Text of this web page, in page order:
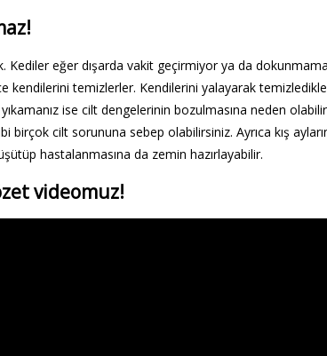
Kediler eğer dışarda vakit geçirmiyor ya da
kendilerini temizlerler. Kendilerini yalayarak
yıkamanız ise cilt dengelerinin bozulmasına neden
cilt sorununa sebep olabilirsiniz. Ayrıca kış
hastalanmasına da zemin hazırlayabilir.
videomuz!